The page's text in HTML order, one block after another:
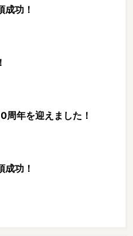
成功！
周年を迎えました！
成功！